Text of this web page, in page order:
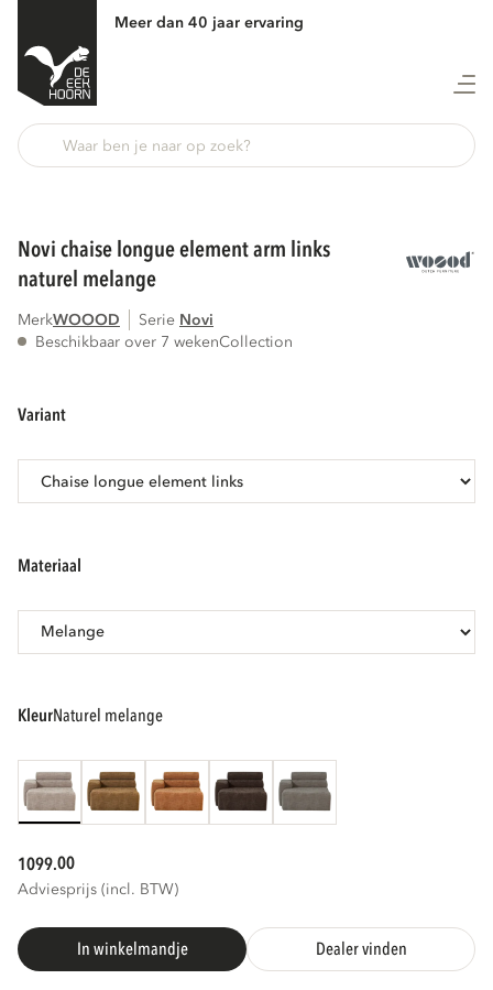
Meer dan 40 jaar ervaring
novi chaise longue element arm links
naturel melange
MerkWOOOD Serie
novi
Beschikbaar over 7 wekenCollection
variant
materiaal
kleur naturel melange
1099.00
Adviesprijs (incl. BTW)
In winkelmandje Dealer vinden